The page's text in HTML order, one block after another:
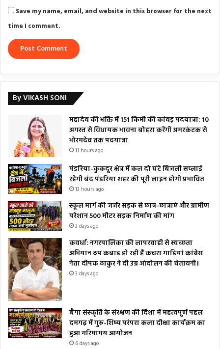
Save my name, email, and website in this browser for the next
time I comment.
By VIKASH SONI
महादेव की भक्ति में 151 किमी की कांवड़ पदयात्रा: 10
अगस्त से विधायक भावना बोहरा करेंगी अमरकंटक से
भोरमदेव तक पदयात्रा
11 hours ago
पंडरिया-कुकदूर क्षेत्र में कल दो घंटे बिजली सप्लाई
रहेगी बंद पंडरिया शहर की पूरी लाइन होगी प्रभावित
13 hours ago
स्कूल मार्ग की जर्जर सड़क से छात्र-छात्राएं और ग्रामीण
परेशान 500 मीटर सड़क निर्माण की मांग
3 days ago
कवर्धा: नगरपालिका की लापरवाही से स्वच्छता
अभियान ठप कबाड़ हो रही हैं कचरा गाड़ियां कांग्रेस
नेता दीपक ठाकुर ने दी उग्र आंदोलन की चेतावनी।
3 days ago
बैगा संस्कृति के संरक्षण की दिशा में महत्वपूर्ण पहल
दमगढ़ में गुरु-शिष्य परंपरा कला दीक्षा कार्यक्रम का
हुआ गरिमामय आयोजन
6 days ago